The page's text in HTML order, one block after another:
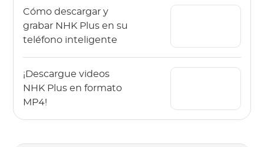
calidad
Cómo descargar y
grabar NHK Plus en su
teléfono inteligente
¡Descargue videos
NHK Plus en formato
MP4!